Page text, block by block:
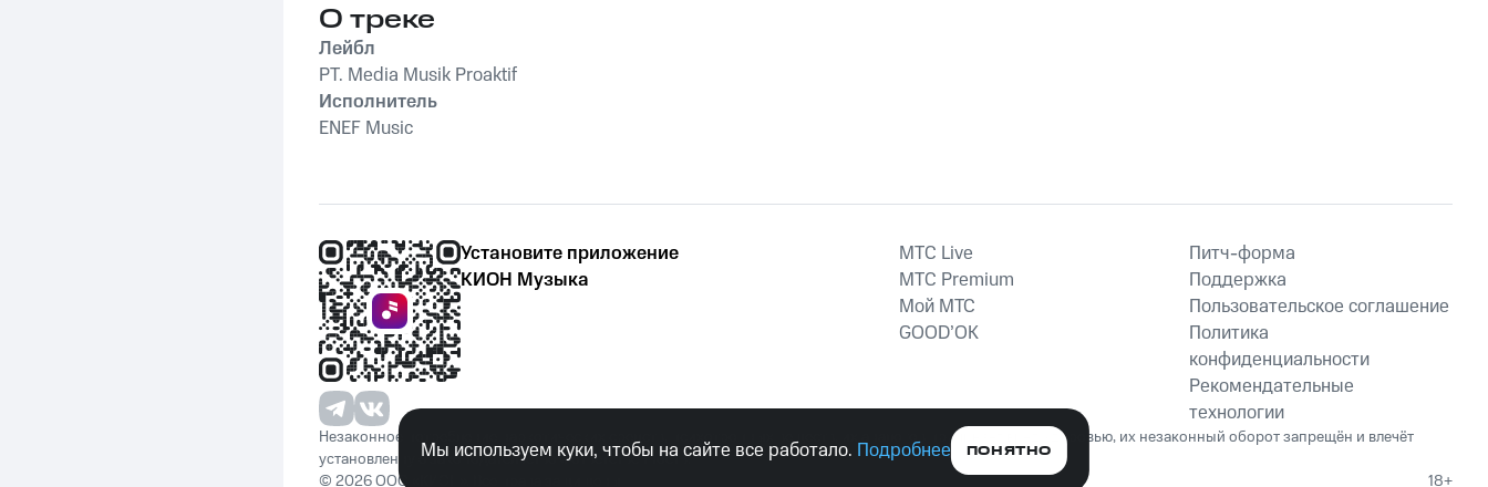
О треке
Лейбл
PT. Media Musik Proaktif
Исполнитель
ENEF Music
Установите приложение
КИОН Музыка
MTС Live
MTС Premium
Мой МТС
GOOD’OK
Питч-форма
Поддержка
Пользовательское соглашение
Политика
конфиденциальности
Рекомендательные
технологии
Незаконное потребление наркотических средств, психотропных веществ, их аналогов причиняет вред здоровью, их незаконный оборот запрещён и влечёт
установленную законодательством ответственность.
© 2026 ООО «КИОН». Все права защищены
18+
Мы используем куки, чтобы на сайте все работало. Подробнее ПОНЯТНО